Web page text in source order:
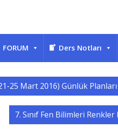
FORUM Ders Notları
25 Mart 2016) Günlük Planları
7. Sınıf Fen Bilimleri Renkler